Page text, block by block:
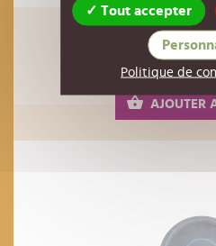
Nourrisseur rond
Réf : 00PL15
AJOUTER
Tout accepter
Politique de